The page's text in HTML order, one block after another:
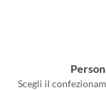
Scegli il